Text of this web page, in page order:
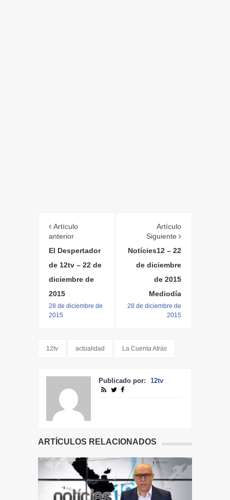
Artículo
anterior
El Despertador
de 12tv – 22 de
diciembre de
2015
28 de diciembre de
2015
Artículo
Siguiente
Notícies12 – 22
de diciembre
de 2015
Mediodía
28 de diciembre de
2015
12tv actualidad La Cuenta Atrás
Publicado por: 12tv
ARTÍCULOS RELACIONADOS